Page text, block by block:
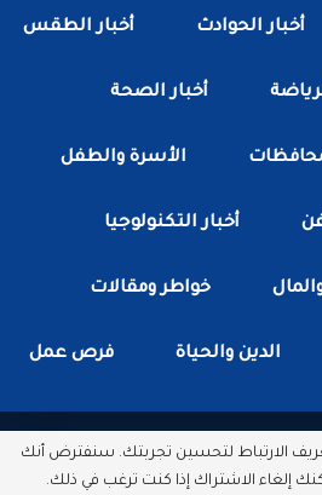
أخبار الحوادث أخبار الطقس
أخبار الصحة
الأسرة والطفل
أخبار التكنولوجيا
خواطر ومقالات
الدين والحياة فرص عمل
لدى شبكة أخبار مصر الأن.
:سكتور وب
الارتباط لتحسين تجربتك. سنفترض أنك
إلغاء الاشتراك إذا كنت ترغب في ذلك.